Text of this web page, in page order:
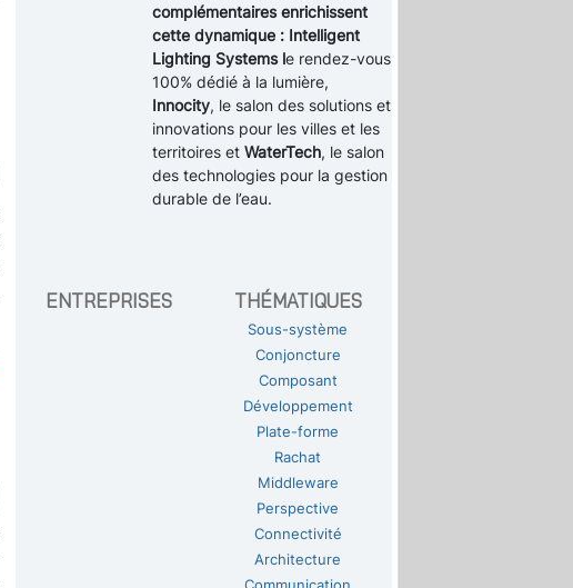
complémentaires enrichissent
cette dynamique : Intelligent
Lighting Systems le rendez-vous
100% dédié à la lumière,
Innocity, le salon des solutions et
innovations pour les villes et les
territoires et WaterTech, le salon
des technologies pour la gestion
durable de l’eau.
ENTREPRISES THÉMATIQUES
Sous-système
Conjoncture
Composant
Développement
Plate-forme
Rachat
Middleware
Perspective
Connectivité
Architecture